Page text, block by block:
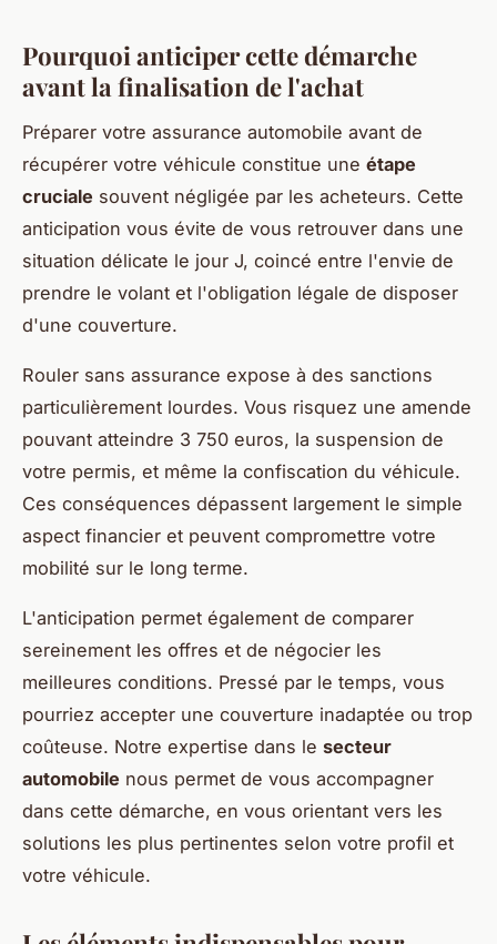
Pourquoi anticiper cette démarche
avant la finalisation de l'achat
Préparer votre assurance automobile avant de
récupérer votre véhicule constitue une étape
cruciale souvent négligée par les acheteurs. Cette
anticipation vous évite de vous retrouver dans une
situation délicate le jour J, coincé entre l'envie de
prendre le volant et l'obligation légale de disposer
d'une couverture.
Rouler sans assurance expose à des sanctions
particulièrement lourdes. Vous risquez une amende
pouvant atteindre 3 750 euros, la suspension de
votre permis, et même la confiscation du véhicule.
Ces conséquences dépassent largement le simple
aspect financier et peuvent compromettre votre
mobilité sur le long terme.
L'anticipation permet également de comparer
sereinement les offres et de négocier les
meilleures conditions. Pressé par le temps, vous
pourriez accepter une couverture inadaptée ou trop
coûteuse. Notre expertise dans le secteur
automobile nous permet de vous accompagner
dans cette démarche, en vous orientant vers les
solutions les plus pertinentes selon votre profil et
votre véhicule.